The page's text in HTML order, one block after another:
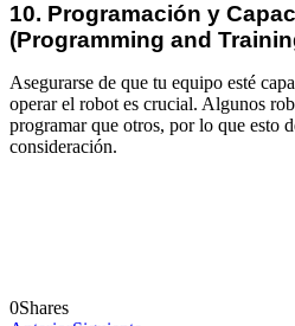
10. Programación y
(Programming and
Asegurarse de que tu equipo esté
operar el robot es crucial. Algunos
programar que otros, por lo que esto
consideración.
0Shares